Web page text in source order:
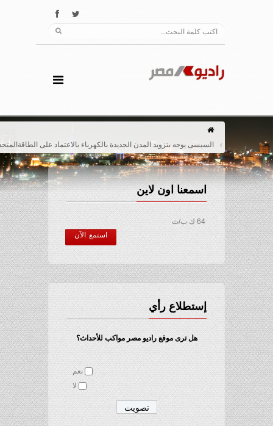
السيسى يوجه بتزويد المدن الجديدة بالكهرباء بالاعتماد على الطاقةالمتجددة
اسمعنا اون لاين
64 ك ب/ث
استمع الآن
إستطلاع رأي
هل ترى موقع راديو مصر مواكب للأحداث؟
نعم
لا